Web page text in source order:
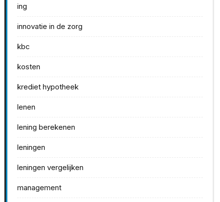
ing
innovatie in de zorg
kbc
kosten
krediet hypotheek
lenen
lening berekenen
leningen
leningen vergelijken
management